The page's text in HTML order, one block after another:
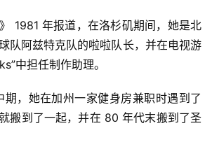
1981 年报道，在洛杉矶期间，她是北
队阿兹特克队的啦啦队长，并在电视游
中担任制作助理。
，她在加州一家健身房兼职时遇到了
搬到了一起，并在 80 年代末搬到了圣